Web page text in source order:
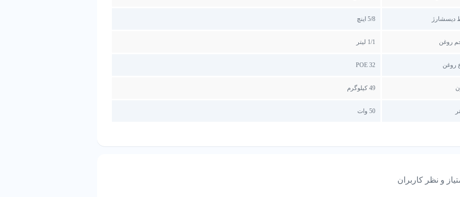
دیسشارژ 5/8 اینچ
روغن 1/1 لیتر
روغن POE 32
49 کیلوگرم
50 وات
و نظر کاربران